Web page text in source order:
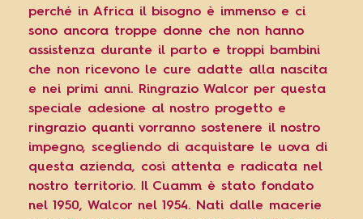
perché in Africa il bisogno è immenso e ci
sono ancora troppe donne che non hanno
assistenza durante il parto e troppi bambini
che non ricevono le cure adatte alla nascita
e nei primi anni. Ringrazio Walcor per questa
speciale adesione al nostro progetto e
ringrazio quanti vorranno sostenere il nostro
impegno, scegliendo di acquistare le uova di
questa azienda, così attenta e radicata nel
nostro territorio. Il Cuamm è stato fondato
nel 1950, Walcor nel 1954. Nati dalle macerie